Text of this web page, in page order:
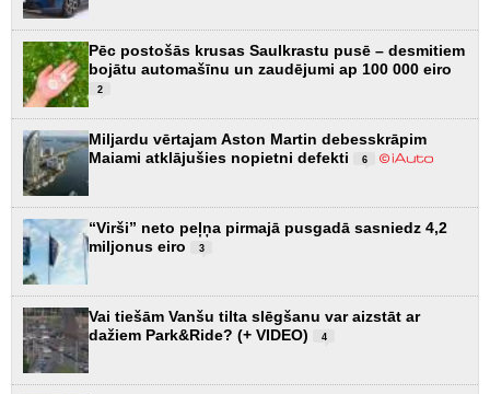
Pēc postošās krusas Saulkrastu pusē – desmitiem
bojātu automašīnu un zaudējumi ap 100 000 eiro
2
Miljardu vērtajam Aston Martin debesskrāpim
Maiami atklājušies nopietni defekti
6
“Virši” neto peļņa pirmajā pusgadā sasniedz 4,2
miljonus eiro
3
Vai tiešām Vanšu tilta slēgšanu var aizstāt ar
dažiem Park&Ride? (+ VIDEO)
4